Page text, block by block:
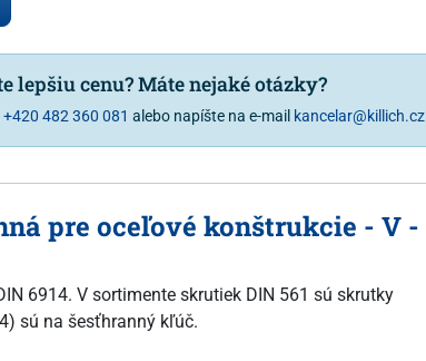
lepšiu cenu? Máte nejaké otázky?
+420 482 360 081 alebo napíšte na e-mail kancelar@killich.cz
pre oceľové konštrukcie - V -
6914. V sortimente skrutiek DIN 561 sú skrutky
sú na šesťhranný kľúč.